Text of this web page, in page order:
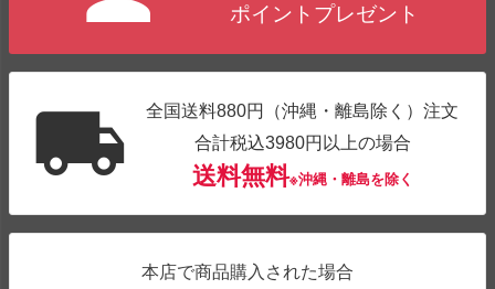
ポイントプレゼント
全国送料880円（沖縄・離島除く）注文
合計税込3980円以上の場合
送料無料※沖縄・離島を除く
本店で商品購入された場合